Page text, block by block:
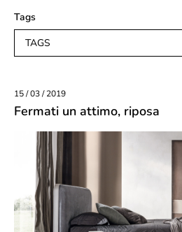
Tags
TAGS
15 / 03 / 2019
Fermati un attimo, riposa